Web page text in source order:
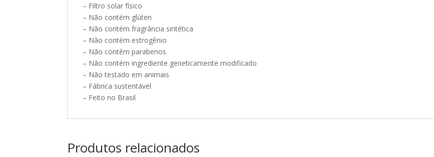
– Filtro solar físico
– Não contém glúten
– Não contém fragrância sintética
– Não contém estrogênio
– Não contêm parabenos
– Não contém ingrediente geneticamente modificado
– Não testado em animais
– Fábrica sustentável
– Feito no Brasil
Produtos relacionados